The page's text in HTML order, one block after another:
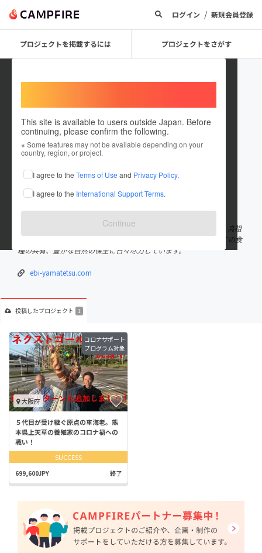
ログイン / 新規会員登録
プロジェクトを掲載するには プロジェクトをさがす
This site is available to users outside Japan. Before
continuing, please confirm the following.
※ Some features may not be available depending on your
country, region, or project.
I agree to the Terms of Use and Privacy Policy.
I agree to the International Support Terms.
Continue
shrimp_yamatetsu
これまでに1回支援して1件のプロジェクトを投稿しています
在住国：日本 現在地：熊本県
出身国：日本 出身地：熊本県
100年以上続く、熊本県上天草市の車海老の養殖場の５代目です。 高祖
父から引き継いだ伝統的技法と最新の技術を融合して未来に向けての食
糧の共有、豊かな自然の保全に日々尽力しています。
ebi-yamatetsu.com
投稿したプロジェクト 1
コロナサポート
プログラム対象
大阪府
５代目が受け継ぐ原点の車海老。熊
本県上天草の養殖家のコロナ禍への
戦い！
SUCCESS
699,600JPY 終了